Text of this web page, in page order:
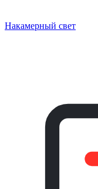
Накамерный свет